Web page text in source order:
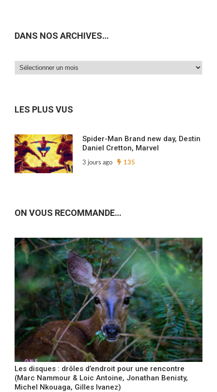
DANS NOS ARCHIVES…
Dans
LES PLUS VUS
Spider-Man Brand new day, Destin
Daniel Cretton, Marvel
3 jours ago 135
ON VOUS RECOMMANDE…
Les disques : drôles d’endroit pour une rencontre
(Marc Nammour & Loic Antoine, Jonathan Benisty,
Michel Nkouaga, Gilles Ivanez)